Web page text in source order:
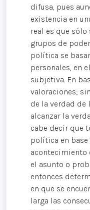
difusa, pues
existencia en
real es que
grupos de
política se
personales, en
subjetiva. En
valoraciones;
de la verdad de
alcanzar la
cabe decir que
política en
acontecimiento
el asunto o
entonces
en que se
larga las